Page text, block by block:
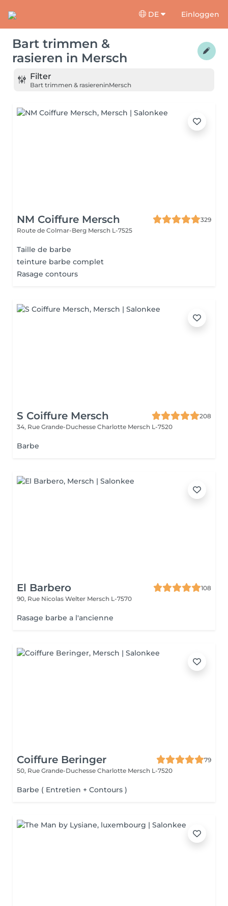
DE Einloggen
Bart trimmen &
rasieren in Mersch
Filter
Bart trimmen & rasiereninMersch
NM Coiffure Mersch
329
Route de Colmar-Berg Mersch L-7525
Taille de barbe
teinture barbe complet
Rasage contours
S Coiffure Mersch
208
34, Rue Grande-Duchesse Charlotte Mersch L-7520
Barbe
El Barbero
108
90, Rue Nicolas Welter Mersch L-7570
Rasage barbe a l'ancienne
Coiffure Beringer
79
50, Rue Grande-Duchesse Charlotte Mersch L-7520
Barbe ( Entretien + Contours )